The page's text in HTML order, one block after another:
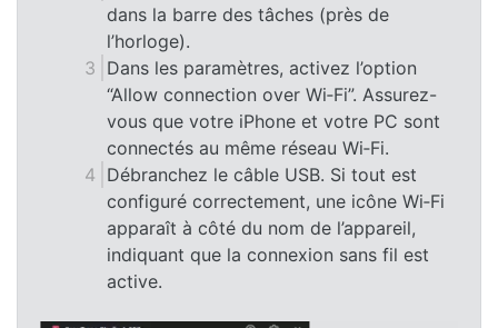
dans la barre des tâches (près de
l’horloge).
Dans les paramètres, activez l’option
“Allow connection over Wi‑Fi”. Assurez-
vous que votre iPhone et votre PC sont
connectés au même réseau Wi‑Fi.
Débranchez le câble USB. Si tout est
configuré correctement, une icône Wi‑Fi
apparaît à côté du nom de l’appareil,
indiquant que la connexion sans fil est
active.